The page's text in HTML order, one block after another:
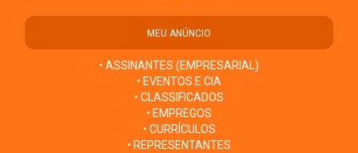
MEU ANÚNCIO
• ASSINANTES (EMPRESARIAL)
• EVENTOS E CIA
• CLASSIFICADOS
• EMPREGOS
• CURRÍCULOS
• REPRESENTANTES